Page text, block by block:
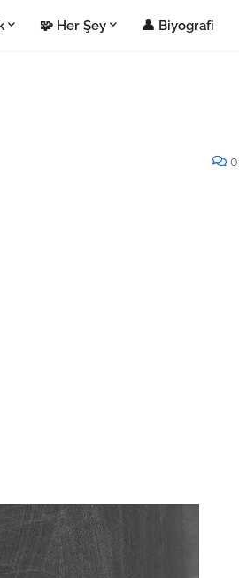
🧩 Her Şey 👤 Biyografi
0